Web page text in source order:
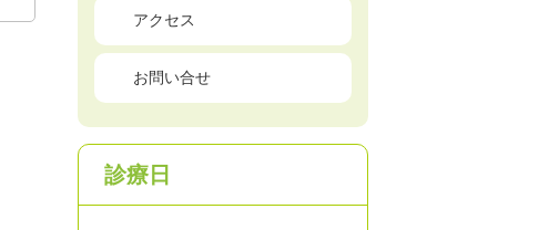
アクセス
お問い合せ
診療日